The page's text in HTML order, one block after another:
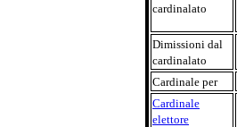
cardinalato
Dimissioni dal
cardinalato
Cardinale per
Cardinale
elettore